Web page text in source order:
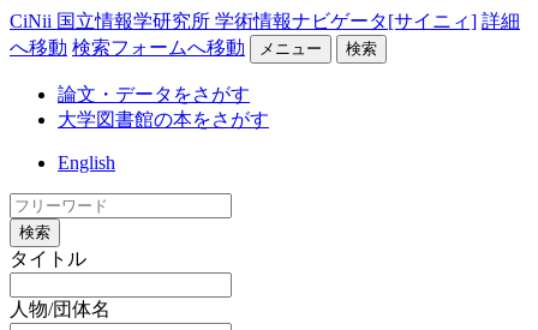
CiNii 国立情報学研究所 学術情報ナビゲータ[サイニィ] 詳細
へ移動 検索フォームへ移動 メニュー 検索
論文・データをさがす
大学図書館の本をさがす
English
検索
タイトル
人物/団体名